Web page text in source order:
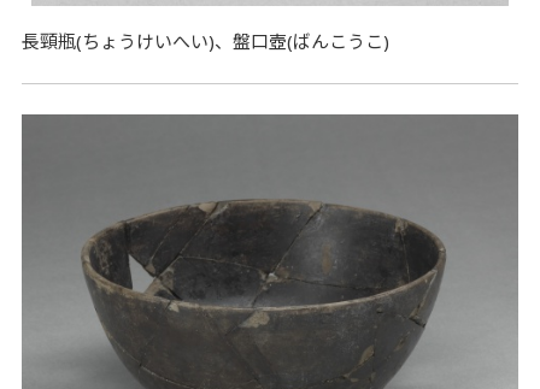
長頸瓶(ちょうけいへい)、盤口壺(ばんこうこ)